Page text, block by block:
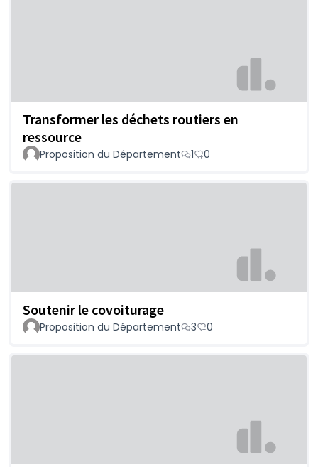
Transformer les déchets routiers en
ressource
Proposition du Département 1 0
Soutenir le covoiturage
Proposition du Département 3 0